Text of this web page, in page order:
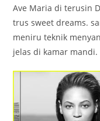
Ave Maria di terusin
trus sweet dreams.
meniru teknik
jelas di kamar mandi.